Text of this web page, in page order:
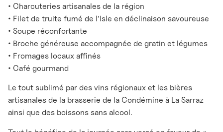
• Charcuteries artisanales de la région
• Filet de truite fumé de l’Isle en déclinaison savoureuse
• Soupe réconfortante
• Broche généreuse accompagnée de gratin et légumes
• Fromages locaux affinés
• Café gourmand
Le tout sublimé par des vins régionaux et les bières
artisanales de la brasserie de la Condémine à La Sarraz
ainsi que des boissons sans alcool.